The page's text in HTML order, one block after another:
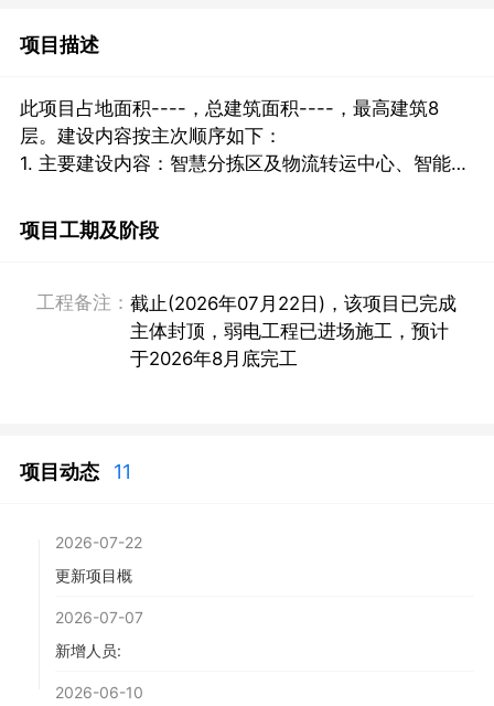
项目描述
此项目占地面积----，总建筑面积----，最高建筑8
层。建设内容按主次顺序如下：
1. 主要建设内容：智慧分拣区及物流转运中心、智能仓
2. 配套建设内容：园区配套道路、简单装修的综合办公
楼等一流基础设施。
项目工期及阶段
工程备注： 截止(2026年07月22日)，该项目已完成
主体封顶，弱电工程已进场施工，预计
于2026年8月底完工
项目动态 11
2026-07-22
更新项目概
2026-07-07
新增人员:
2026-06-10